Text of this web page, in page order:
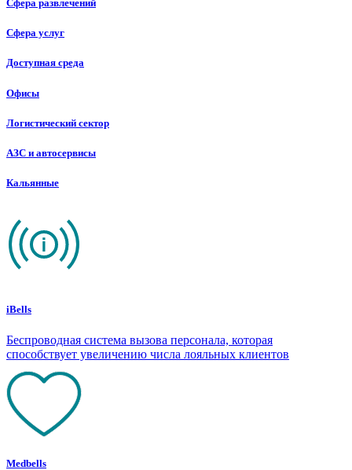
Сфера развлечений
Сфера услуг
Доступная среда
Офисы
Логистический сектор
АЗС и автосервисы
Кальянные
iBells
Беспроводная система вызова персонала, которая
способствует увеличению числа лояльных клиентов
Medbells